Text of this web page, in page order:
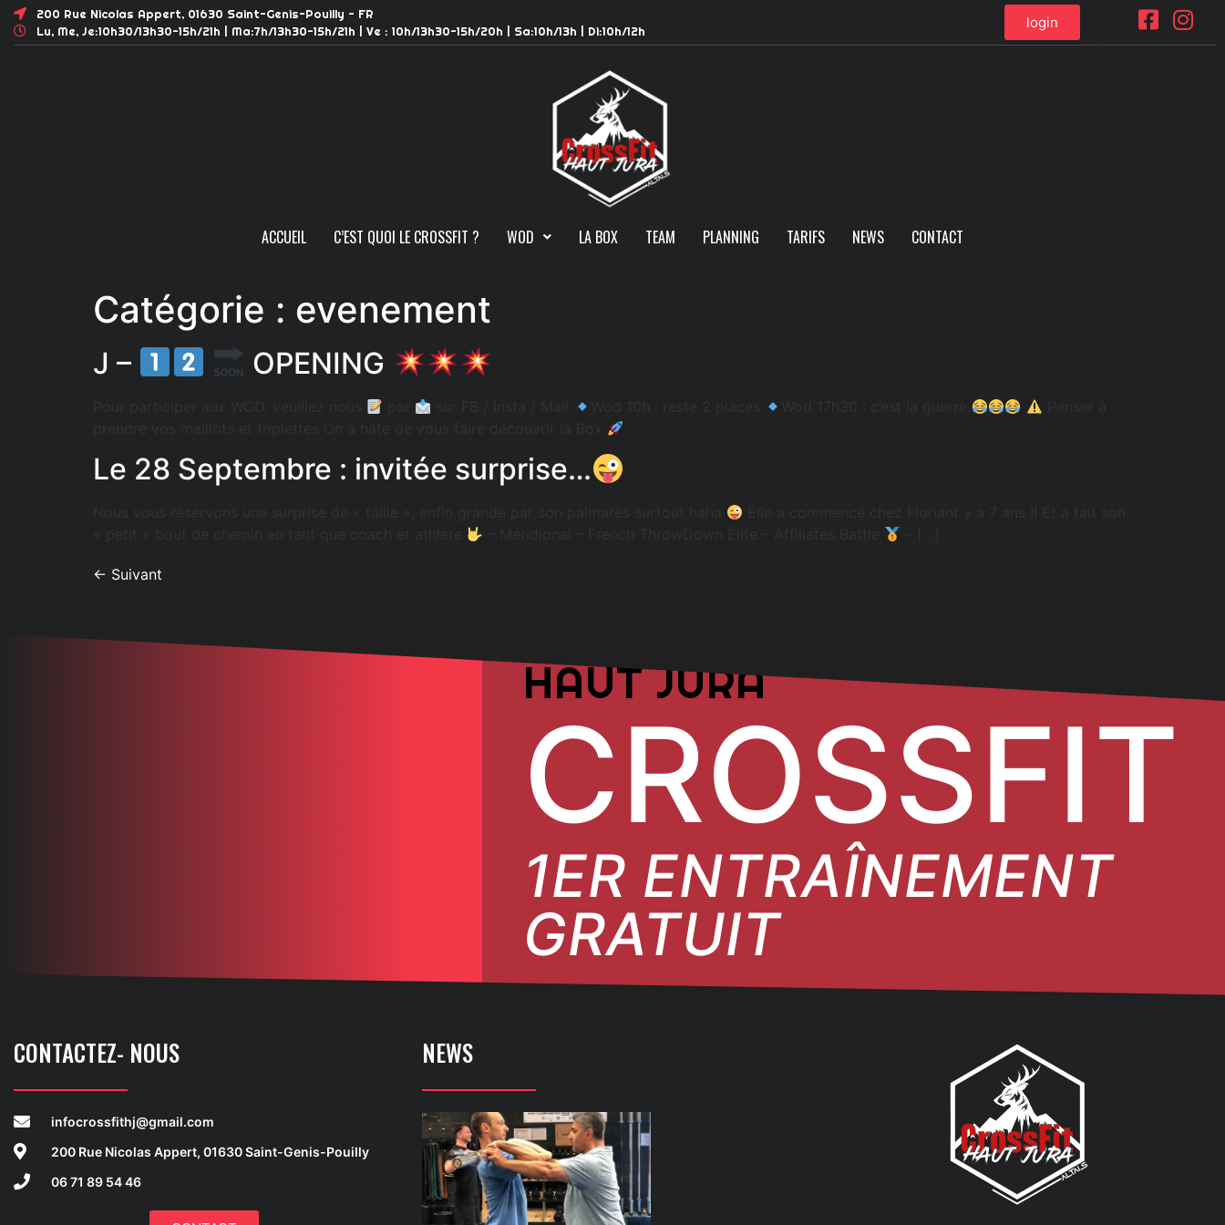
200 Rue Nicolas Appert, 01630 Saint-Genis-Pouilly - FR
Lu, Me, Je:10h30/13h30-15h/21h | Ma:7h/13h30-15h/21h | Ve : 10h/13h30-15h/20h | Sa:10h/13h | Di:10h/12h
login
ACCUEIL C’EST QUOI LE CROSSFIT ? WOD LA BOX TEAM PLANNING TARIFS NEWS CONTACT
Catégorie : evenement
J – OPENING
Le 28 Septembre : invitée surprise…
← Suivant
HAUT JURA
CROSSFIT
1ER ENTRAÎNEMENT
GRATUIT
CONTACTEZ- NOUS
infocrossfithj@gmail.com
200 Rue Nicolas Appert, 01630 Saint-Genis-Pouilly
06 71 89 54 46
NEWS